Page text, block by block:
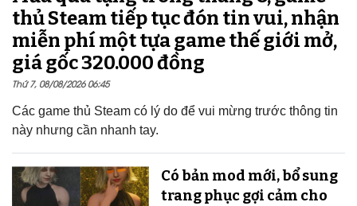
thủ Steam tiếp tục đón tin vui, nhận
miễn phí một tựa game thế giới mở,
giá gốc 320.000 đồng
Thứ 7, 08/08/2026 06:45
Các game thủ Steam có lý do để vui mừng trước thông tin
này nhưng cần nhanh tay.
Có bản mod mới, bổ sung
trang phục gợi cảm cho